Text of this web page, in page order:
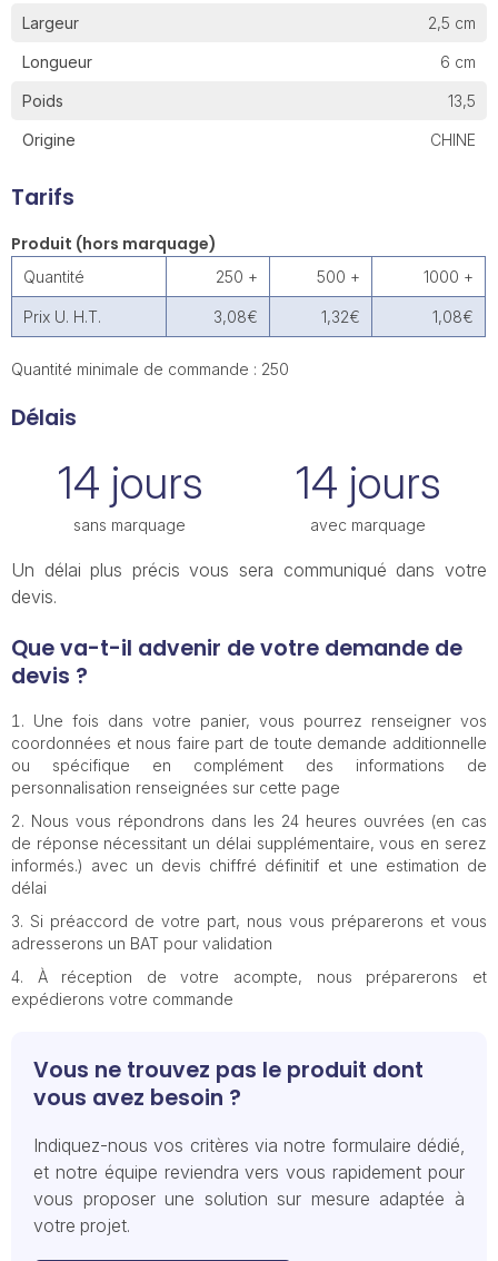
Largeur 2,5 cm
Longueur 6 cm
Poids 13,5
Origine CHINE
Tarifs
Produit (hors marquage)
Quantité 250 + 500 + 1000 +
Prix U. H.T. 3,08€ 1,32€ 1,08€
Quantité minimale de commande : 250
Délais
14 jours
sans marquage
14 jours
avec marquage
Un délai plus précis vous sera communiqué dans votre
devis.
Que va-t-il advenir de votre demande de
devis ?
Une fois dans votre panier, vous pourrez renseigner vos
coordonnées et nous faire part de toute demande additionnelle
ou spécifique en complément des informations de
personnalisation renseignées sur cette page
Nous vous répondrons dans les 24 heures ouvrées (en cas
de réponse nécessitant un délai supplémentaire, vous en serez
informés.) avec un devis chiffré définitif et une estimation de
délai
Si préaccord de votre part, nous vous préparerons et vous
adresserons un BAT pour validation
À réception de votre acompte, nous préparerons et
expédierons votre commande
Vous ne trouvez pas le produit dont
vous avez besoin ?
Indiquez-nous vos critères via notre formulaire dédié,
et notre équipe reviendra vers vous rapidement pour
vous proposer une solution sur mesure adaptée à
votre projet.